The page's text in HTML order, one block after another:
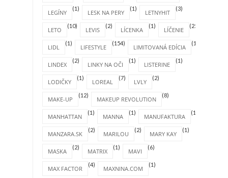
LEGÍNY
(1)
LESK NA PERY
(1)
LETNYHIT
(3)
LETO
(10)
LEVIS
(2)
LÍCENKA
(1)
LÍČENIE
(25)
LIDL
(1)
LIFESTYLE
(154)
LIMITOVANÁ EDÍCIA
(1)
LINDEX
(2)
LINKY NA OČI
(1)
LISTERINE
(1)
LODIČKY
(1)
LOREAL
(7)
LVLY
(2)
MAKE-UP
(12)
MAKEUP REVOLUTION
(8)
MANHATTAN
(1)
MANNA
(1)
MANUFAKTURA
(1)
MANZARA.SK
(2)
MARILOU
(2)
MARY KAY
(1)
MASKA
(2)
MATRIX
(1)
MAVI
(6)
MAX FACTOR
(4)
MAXNINA.COM
(1)